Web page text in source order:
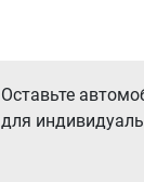
Оставьте
для